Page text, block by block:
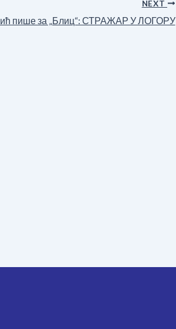
NEXT
пише за „Блиц“: СТРАЖАР У ЛОГОРУ